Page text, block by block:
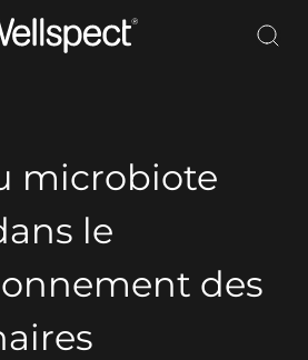
microbiote
le
des
type: